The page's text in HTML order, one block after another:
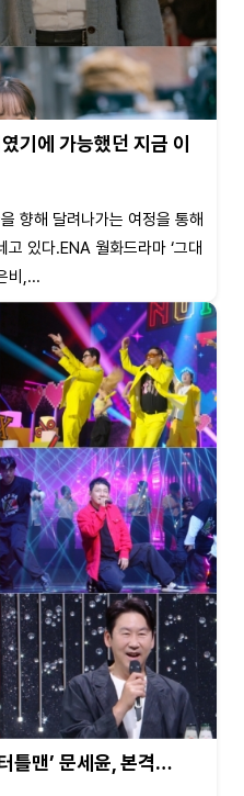
기에 가능했던 지금 이
향해 달려나가는 여정을 통해
있다.ENA 월화드라마 ‘그대
비,...
틀맨’ 문세윤, 본격…